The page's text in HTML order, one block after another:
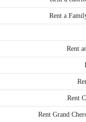
Rent a
Rent
Rent
Rent Grand